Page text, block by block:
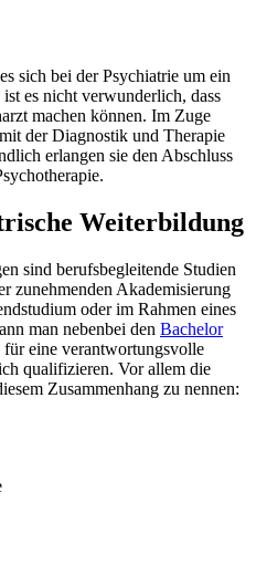
sich bei der Psychiatrie um ein
es nicht verwunderlich, dass
machen können. Im Zuge
der Diagnostik und Therapie
erlangen sie den Abschluss
Weiterbildung
sind berufsbegleitende Studien
zunehmenden Akademisierung
oder im Rahmen eines
man nebenbei den Bachelor
eine verantwortungsvolle
qualifizieren. Vor allem die
Zusammenhang zu nennen: